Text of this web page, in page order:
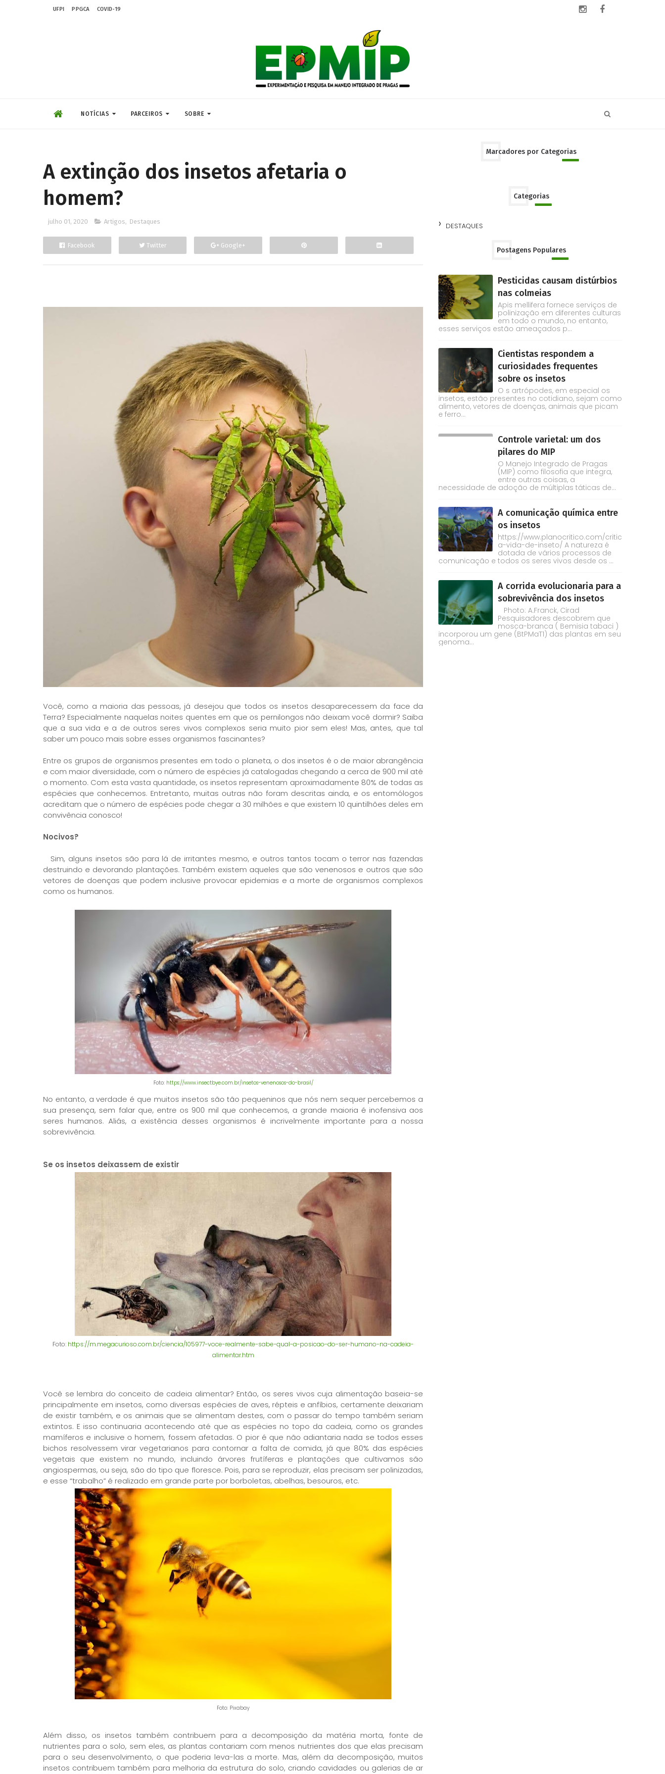
UFPI PPGCA COVID-19
NOTÍCIAS PARCEIROS SOBRE
A extinção dos insetos afetaria o
homem?
julho 01, 2020 Artigos, Destaques
Facebook Twitter Google+
Você, como a maioria das pessoas, já desejou que todos os insetos desaparecessem da face da
Terra? Especialmente naquelas noites quentes em que os pernilongos não deixam você dormir? Saiba
que a sua vida e a de outros seres vivos complexos seria muito pior sem eles! Mas, antes, que tal
saber um pouco mais sobre esses organismos fascinantes?
Entre os grupos de organismos presentes em todo o planeta, o dos insetos é o de maior abrangência
e com maior diversidade, com o número de espécies já catalogadas chegando a cerca de 900 mil até
o momento. Com esta vasta quantidade, os insetos representam aproximadamente 80% de todas as
espécies que conhecemos. Entretanto, muitas outras não foram descritas ainda, e os entomólogos
acreditam que o número de espécies pode chegar a 30 milhões e que existem 10 quintilhões deles em
convivência conosco!
Nocivos?
Sim, alguns insetos são para lá de irritantes mesmo, e outros tantos tocam o terror nas fazendas
destruindo e devorando plantações. Também existem aqueles que são venenosos e outros que são
vetores de doenças que podem inclusive provocar epidemias e a morte de organismos complexos
como os humanos.
Foto: https://www.insectbye.com.br/insetos-venenosos-do-brasil/
No entanto, a verdade é que muitos insetos são tão pequeninos que nós nem sequer percebemos a
sua presença, sem falar que, entre os 900 mil que conhecemos, a grande maioria é inofensiva aos
seres humanos. Aliás, a existência desses organismos é incrivelmente importante para a nossa
sobrevivência.
Se os insetos deixassem de existir
Foto: https://m.megacurioso.com.br/ciencia/105977-voce-realmente-sabe-qual-a-posicao-do-ser-humano-na-cadeia-
alimentar.htm
Você se lembra do conceito de cadeia alimentar? Então, os seres vivos cuja alimentação baseia-se
principalmente em insetos, como diversas espécies de aves, répteis e anfíbios, certamente deixariam
de existir também, e os animais que se alimentam destes, com o passar do tempo também seriam
extintos. E isso continuaria acontecendo até que as espécies no topo da cadeia, como os grandes
mamíferos e inclusive o homem, fossem afetadas. O pior é que não adiantaria nada se todos esses
bichos resolvessem virar vegetarianos para contornar a falta de comida, já que 80% das espécies
vegetais que existem no mundo, incluindo árvores frutíferas e plantações que cultivamos são
angiospermas, ou seja, são do tipo que floresce. Pois, para se reproduzir, elas precisam ser polinizadas,
e esse “trabalho” é realizado em grande parte por borboletas, abelhas, besouros, etc.
Foto: Pixabay
Além disso, os insetos também contribuem para a decomposição da matéria morta, fonte de
nutrientes para o solo, sem eles, as plantas contariam com menos nutrientes dos que elas precisam
para o seu desenvolvimento, o que poderia leva-las a morte. Mas, além da decomposição, muitos
insetos contribuem também para melhoria da estrutura do solo, criando cavidades ou galerias de ar
Marcadores por Categorias
Categorias
DESTAQUES
Postagens Populares
Pesticidas causam distúrbios
nas colmeias
Apis mellifera fornece serviços de
polinização em diferentes culturas
em todo o mundo, no entanto,
esses serviços estão ameaçados p...
Cientistas respondem a
curiosidades frequentes
sobre os insetos
O s artrópodes, em especial os
insetos, estão presentes no cotidiano, sejam como
alimento, vetores de doenças, animais que picam
e ferro...
Controle varietal: um dos
pilares do MIP
O Manejo Integrado de Pragas
(MIP) como filosofia que integra,
entre outras coisas, a
necessidade de adoção de múltiplas táticas de...
A comunicação química entre
os insetos
https://www.planocritico.com/critic
a-vida-de-inseto/ A natureza é
dotada de vários processos de
comunicação e todos os seres vivos desde os ...
A corrida evolucionaria para a
sobrevivência dos insetos
Photo: A.Franck, Cirad
Pesquisadores descobrem que
mosca-branca ( Bemisia tabaci )
incorporou um gene (BtPMaT1) das plantas em seu
genoma...